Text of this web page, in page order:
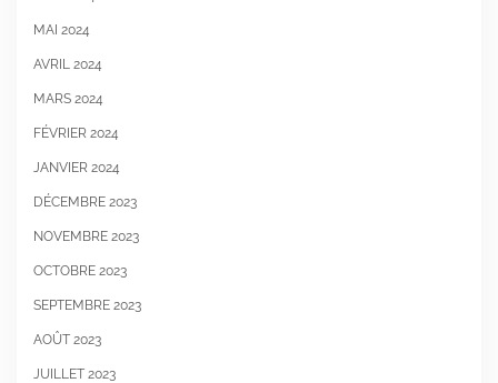
MAI 2024
AVRIL 2024
MARS 2024
FÉVRIER 2024
JANVIER 2024
DÉCEMBRE 2023
NOVEMBRE 2023
OCTOBRE 2023
SEPTEMBRE 2023
AOÛT 2023
JUILLET 2023